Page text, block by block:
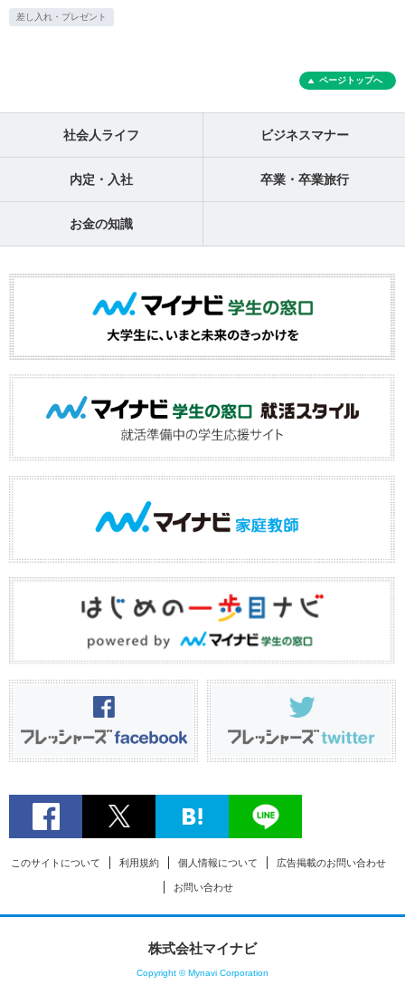
差し入れ・プレゼント
ページトップへ
社会人ライフ ビジネスマナー
内定・入社 卒業・卒業旅行
お金の知識
このサイトについて 利用規約 個人情報について 広告掲載のお問い合わせ
お問い合わせ
株式会社マイナビ
Copyright © Mynavi Corporation